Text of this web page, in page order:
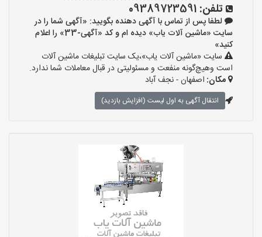
تلفن: 09389723591
لطفا پس از تماس با آگهی دهنده بگویید: «آگهی شما را در
سایت «ماشین آلات یاب» دیده ام و کد «آگهی-33» را اعلام
کنید»
سایت «ماشین آلات یاب»،یک سایت تبلیغات ماشین آلات
است وهیچ‌گونه منفعت و مسئولیتی در قبال معاملات شما ندارد.
مکان: اصفهان - نجف‌ آباد
انتقال آگهی به اول لیست (افزایش بازدید)